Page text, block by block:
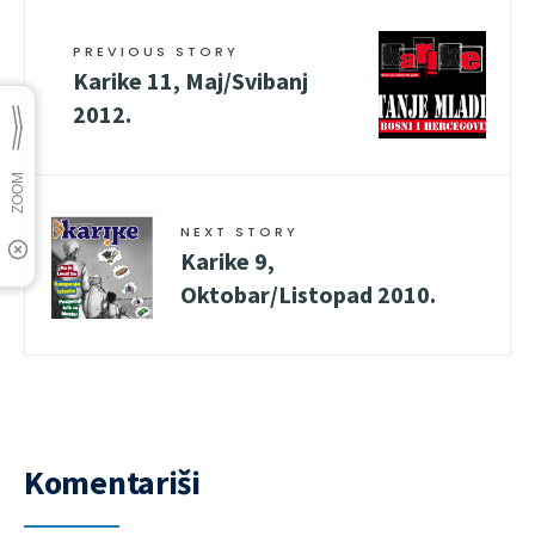
PREVIOUS STORY
Karike 11, Maj/Svibanj
2012.
NEXT STORY
Karike 9,
Oktobar/Listopad 2010.
Komentariši